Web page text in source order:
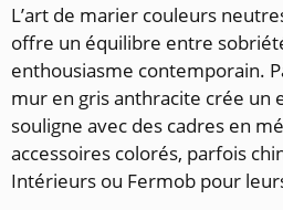
L’art de marier couleurs
offre un équilibre entre
enthousiasme contemporain.
mur en gris anthracite crée un
souligne avec des cadres en
accessoires colorés, parfois
Intérieurs ou Fermob pour